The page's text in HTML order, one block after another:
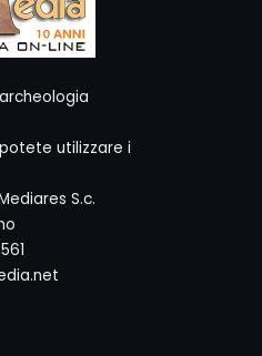
utilizzare i
S.c.